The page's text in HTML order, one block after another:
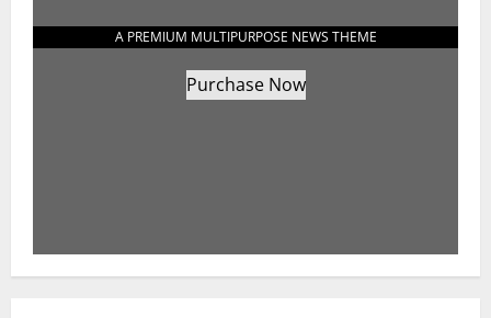
A PREMIUM MULTIPURPOSE NEWS THEME
Purchase Now